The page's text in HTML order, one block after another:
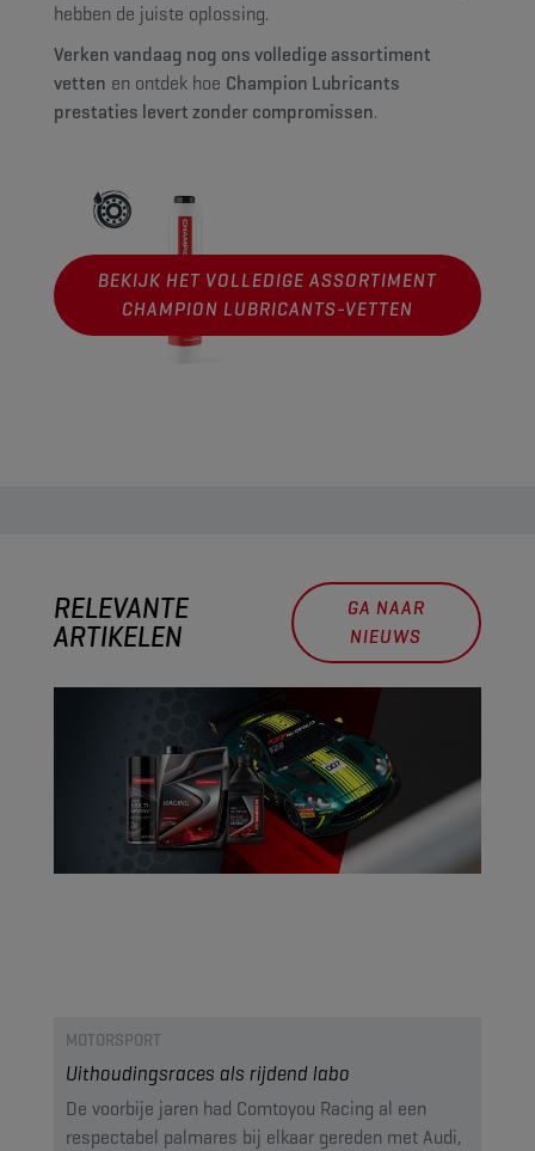
hebben de juiste oplossing.
Verken vandaag nog ons volledige assortiment
vetten en ontdek hoe Champion Lubricants
prestaties levert zonder compromissen.
BEKIJK HET VOLLEDIGE ASSORTIMENT
CHAMPION LUBRICANTS-VETTEN
RELEVANTE
ARTIKELEN
GA NAAR
NIEUWS
MOTORSPORT
Uithoudingsraces als rijdend labo
De voorbije jaren had Comtoyou Racing al een
respectabel palmares bij elkaar gereden met Audi,